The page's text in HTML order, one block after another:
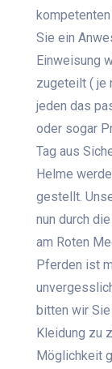
Sie ein
Einweisung
zugeteilt ( je
jeden das
oder sogar
Tag aus
Helme
gestellt.
nun durch
am Roten
Pferden ist
bitten wir
Kleidung zu
Möglichkeit